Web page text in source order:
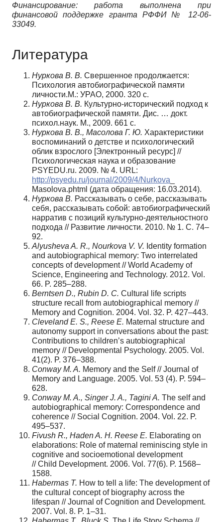
Финансирование: работа выполнена при
финансовой поддержке гранта РФФИ № 12-06-
33049.
Литература
Нуркова В. В. Свершенное продолжается:
Психология автобиографической памяти
личности.М.: УРАО, 2000. 320 с.
Нуркова В. В. Культурно-исторический подход к
автобиографической памяти. Дис. … докт.
психол.наук. М., 2009. 661 c.
Нуркова В. В., Масолова Г. Ю. Характеристики
воспоминаний о детстве и психологический
облик взрослого [Электронный ресурс] //
Психологическая наука и образование
PSYEDU.ru. 2009. № 4. URL:
http://psyedu.ru/journal/2009/4/Nurkova
Masolova.phtml (дата обращения: 16.03.2014).
Нуркова В. Рассказывать о себе, рассказывать
себя, рассказывать собой: автобиографический
нарратив с позиций культурно-деятельностного
подхода // Развитие личности. 2010. № 1. C. 74–
92.
Alyusheva A. R., Nourkova V. V. Identity formation
and autobiographical memory: Two interrelated
concepts of development // World Academy of
Science, Engineering and Technology. 2012. Vol.
66. P. 285–288.
Berntsen D., Rubin D. C. Cultural life scripts
structure recall from autobiographical memory //
Memory and Cognition. 2004. Vol. 32. P. 427–443.
Cleveland E. S., Reese E. Maternal structure and
autonomy support in conversations about the past:
Contributions to children’s autobiographical
memory // Developmental Psychology. 2005. Vol.
41(2). P. 376–388.
Conway M. A. Memory and the Self // Journal of
Memory and Language. 2005. Vol. 53 (4). P. 594–
628.
Conway M. A., Singer J. A., Tagini A. The self and
autobiographical memory: Correspondence and
coherence // Social Cognition. 2004. Vol. 22. P.
495–537.
Fivush R., Haden A. H. Reese E. Elaborating on
elaborations: Role of maternal reminiscing style in
cognitive and socioemotional development
// Child Development. 2006. Vol. 77(6). P. 1568–
1588.
Habermas T. How to tell a life: The development of
the cultural concept of biography across the
lifespan // Journal of Cognition and Development.
2007. Vol. 8. P. 1–31.